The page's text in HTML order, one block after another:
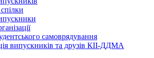
самоврядування
випускників та друзів КІІ-ДДМА